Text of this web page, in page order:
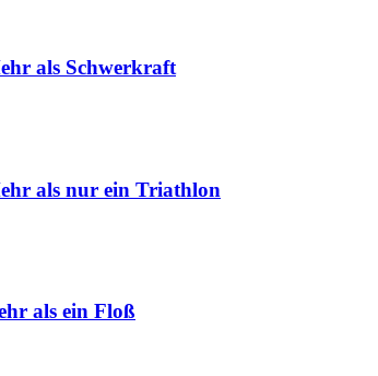
als Schwerkraft
als nur ein Triathlon
als ein Floß